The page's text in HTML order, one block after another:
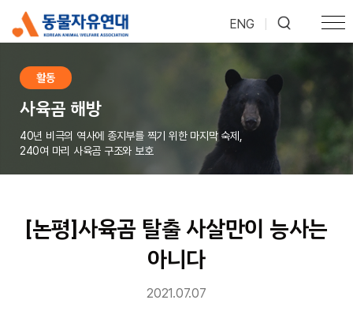
ENG
활동
사육곰 해방
40년 비극의 역사에 종지부를 찍기 위한 마지막 숙제,
240여 마리 사육곰 구조와 보호
[논평]사육곰 탈출 사살만이 능사는
아니다
2021.07.07